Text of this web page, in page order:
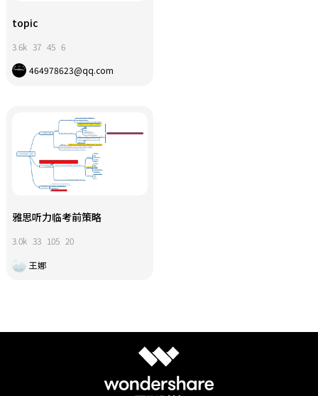
topic
3.6k 37 45 6
464978623@qq.com
雅思听力临考前策略
3.0k 33 105 20
王娜